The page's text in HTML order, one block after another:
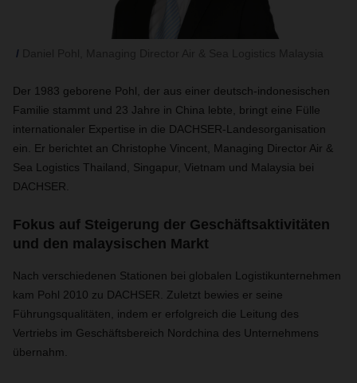
Der 1983 geborene Pohl, der aus einer deutsch-indonesischen
Familie stammt und 23 Jahre in China lebte, bringt eine Fülle
internationaler Expertise in die DACHSER-Landesorganisation
ein. Er berichtet an Christophe Vincent, Managing Director Air &
Sea Logistics Thailand, Singapur, Vietnam und Malaysia bei
DACHSER.
Fokus auf Steigerung der Geschäftsaktivitäten
und den malaysischen Markt
Nach verschiedenen Stationen bei globalen Logistikunternehmen
kam Pohl 2010 zu DACHSER. Zuletzt bewies er seine
Führungsqualitäten, indem er erfolgreich die Leitung des
Vertriebs im Geschäftsbereich Nordchina des Unternehmens
übernahm.